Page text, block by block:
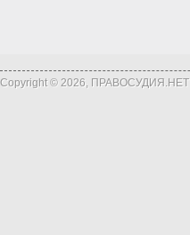
Copyright © 2026, ПРАВОСУДИЯ.НЕТ